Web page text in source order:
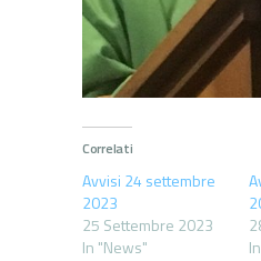
Correlati
Avvisi 24 settembre
2023
25 Settembre 2023
In "News"